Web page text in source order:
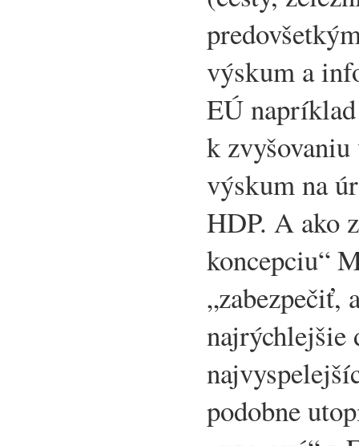
výskum a
EÚ
k zvyšovaniu
výskum na
HDP. A ako
koncepciu“
„zabezpečiť,
najrýchlejšie
podobne